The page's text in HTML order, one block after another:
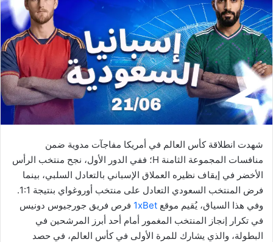
شهدت انطلاقة كأس العالم في أمريكا مفاجآت مدوية ضمن
منافسات المجموعة الثامنة H؛ ففي الدور الأول، نجح منتخب الرأس
الأخضر في إيقاف نظيره العملاق الإسباني بالتعادل السلبي، بينما
فرض المنتخب السعودي التعادل على منتخب أوروغواي بنتيجة 1:1.
وفي هذا السياق، يُقيم موقع 1xBet فرص فريق جورجيوس دونيس
في تكرار إنجاز المنتخب المغمور أمام أحد أبرز المرشحين في
البطولة، والذي يشارك للمرة الأولى في كأس العالم، في حصد